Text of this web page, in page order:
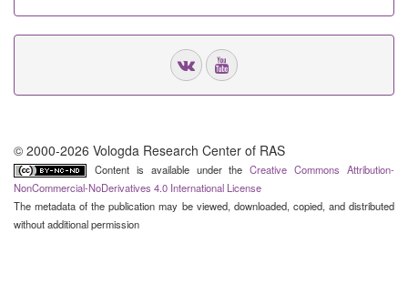
© 2000-2026 Vologda Research Center of RAS
Content is available under theCreative Commons Attribution-
NonCommercial-NoDerivatives 4.0 International License
The metadata of the publication may be viewed, downloaded, copied, and distributed
without additional permission